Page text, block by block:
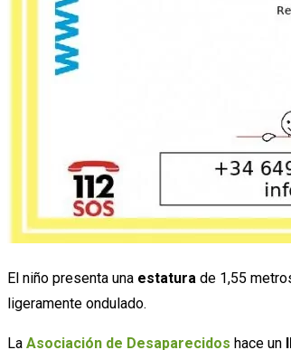
El niño presenta una estatura de 1,55
ligeramente ondulado.
La Asociación de Desaparecidos hace un